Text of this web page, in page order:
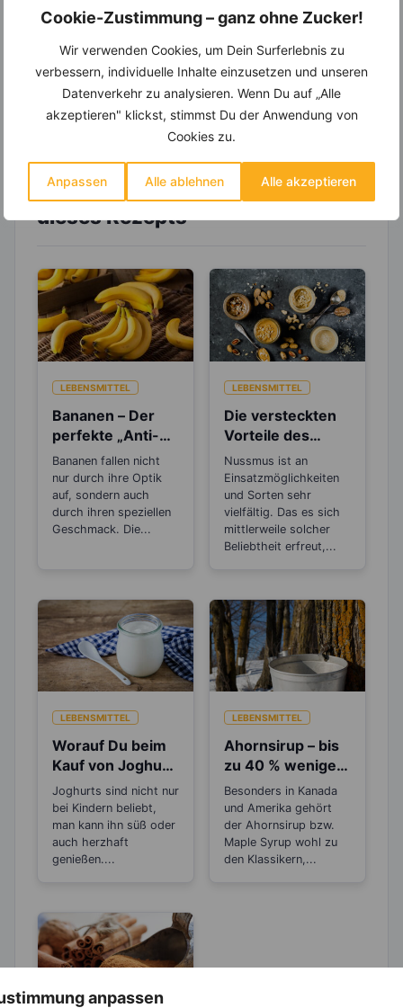
Cookie-Zustimmung – ganz ohne Zucker!
Wir verwenden Cookies, um Dein Surferlebnis zu
verbessern, individuelle Inhalte einzusetzen und unseren
Datenverkehr zu analysieren. Wenn Du auf „Alle
akzeptieren" klickst, stimmst Du der Anwendung von
Cookies zu.
Anpassen Alle ablehnen Alle akzeptieren
anpassen
Wochenplaner,dynamische
Entdecke die invikoo-Mitgliedschaft und erhalte
viele hilfreiche und zeitsparende Möglichkeiten,
um Deine Ernährung optimal zu gestalten.
Erfahre mehr über die Zutaten
dieses Rezepts
LEBENSMITTEL
Bananen – Der
perfekte „Anti-
Stress“-Snack
Bananen fallen nicht
nur durch ihre Optik
auf, sondern auch
durch ihren speziellen
Geschmack. Die...
LEBENSMITTEL
Die versteckten
Vorteile des
Nussmus
Nussmus ist an
Einsatzmöglichkeiten
und Sorten sehr
vielfältig. Das es sich
mittlerweile solcher
Beliebtheit erfreut,...
LEBENSMITTEL
Worauf Du beim
Kauf von Joghurt
achten solltest
Joghurts sind nicht nur
bei Kindern beliebt,
man kann ihn süß oder
auch herzhaft
genießen....
LEBENSMITTEL
Ahornsirup – bis
zu 40 % weniger
Kalorien als
Zucker
Besonders in Kanada
und Amerika gehört
der Ahornsirup bzw.
Maple Syrup wohl zu
den Klassikern,...